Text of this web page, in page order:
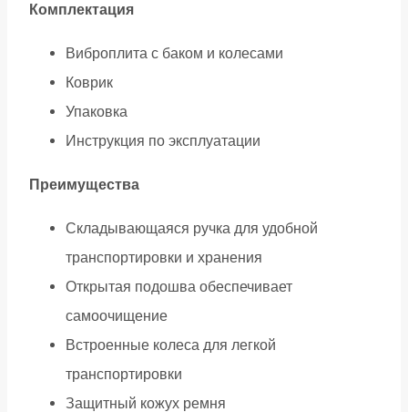
Комплектация
Виброплита с баком и колесами
Коврик
Упаковка
Инструкция по эксплуатации
Преимущества
Складывающаяся ручка для удобной
транспортировки и хранения
Открытая подошва обеспечивает
самоочищение
Встроенные колеса для легкой
транспортировки
Защитный кожух ремня